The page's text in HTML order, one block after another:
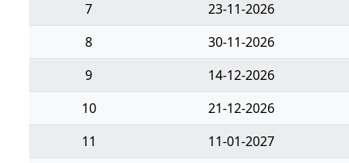
7
23-11-2026
8
30-11-2026
9
14-12-2026
10
21-12-2026
11
11-01-2027